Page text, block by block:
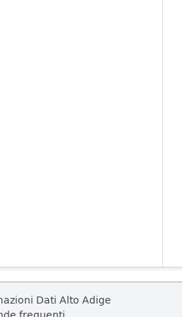
Dati Alto Adige